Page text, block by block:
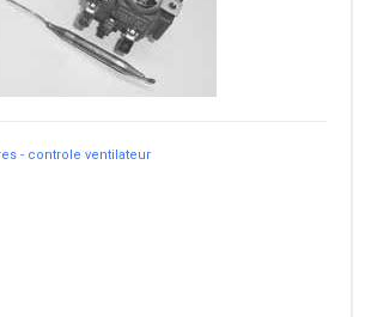
- controle ventilateur